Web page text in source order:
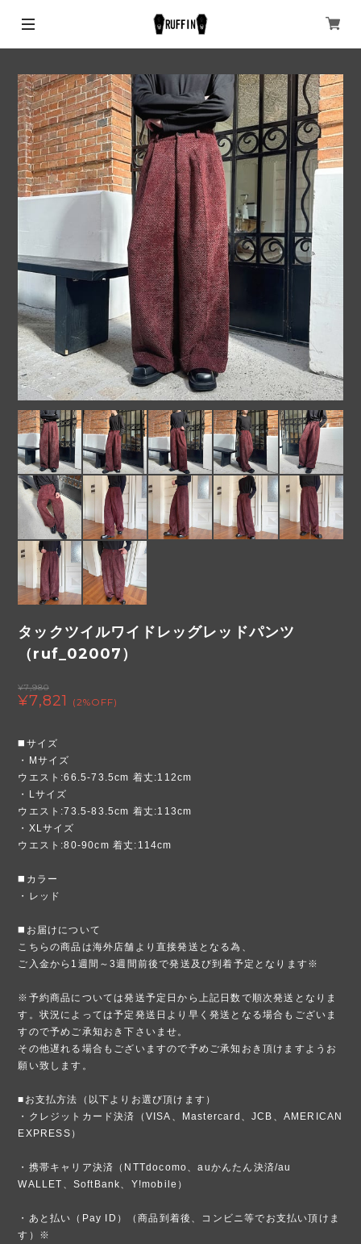
タックツイルワイドレッグレッドパンツ
（ruf_02007）
¥7,980
¥7,821 (2%OFF)
◼️サイズ
・Mサイズ
ウエスト:66.5-73.5cm 着丈:112cm
・Lサイズ
ウエスト:73.5-83.5cm 着丈:113cm
・XLサイズ
ウエスト:80-90cm 着丈:114cm
◼️カラー
・レッド
◼️お届けについて
こちらの商品は海外店舗より直接発送となる為、
ご入金から1週間～3週間前後で発送及び到着予定となります※
※予約商品については発送予定日から上記日数で順次発送となりま
す。状況によっては予定発送日より早く発送となる場合もございま
すので予めご承知おき下さいませ。
その他遅れる場合もございますので予めご承知おき頂けますようお
願い致します。
■お支払方法（以下よりお選び頂けます）
・クレジットカード決済（VISA、Mastercard、JCB、AMERICAN
EXPRESS）
・携帯キャリア決済（NTTdocomo、auかんたん決済/au
WALLET、SoftBank、Y!mobile）
・あと払い（Pay ID）（商品到着後、コンビニ等でお支払い頂けま
す）※